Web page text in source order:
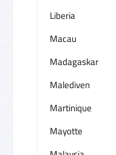
Liberia
Macau
Madagaskar
Malediven
Martinique
Mayotte